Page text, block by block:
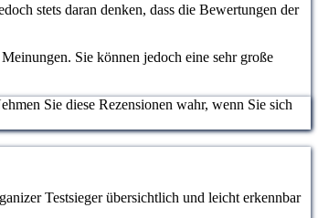
stets daran denken, dass die Bewertungen der
Sie können jedoch eine sehr große
Sie diese Rezensionen wahr, wenn Sie sich
Testsieger übersichtlich und leicht erkennbar